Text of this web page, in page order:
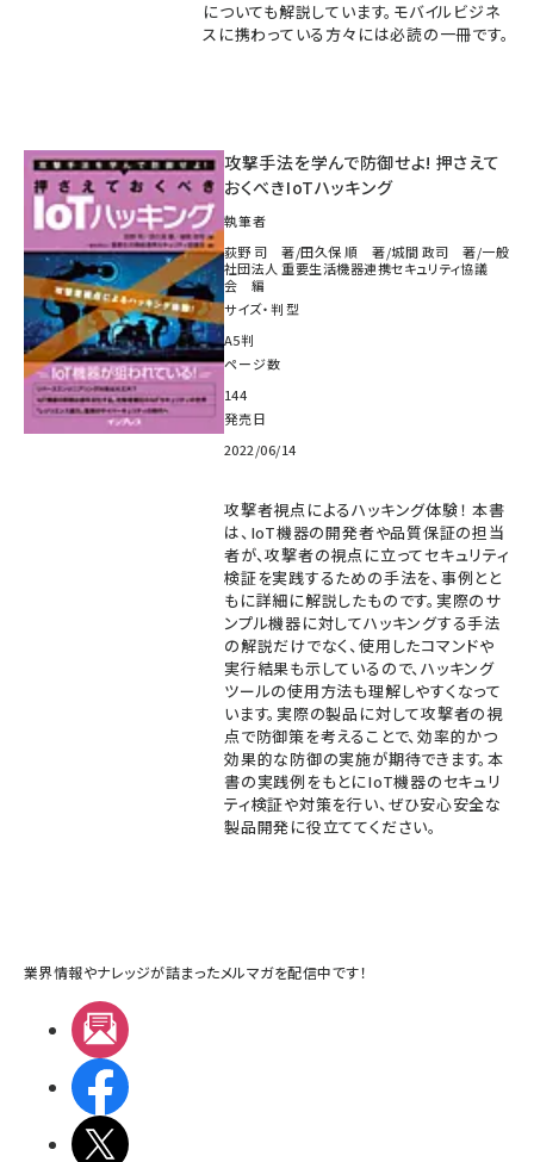
についても解説しています。モバイルビジネ
スに携わっている方々には必読の一冊です。
攻撃手法を学んで防御せよ! 押さえて
おくべきIoTハッキング
執筆者
荻野 司 著/田久保 順 著/城間 政司 著/一般
社団法人 重要生活機器連携セキュリティ協議
会 編
サイズ・判型
A5判
ページ数
144
発売日
2022/06/14
攻撃者視点によるハッキング体験！ 本書
は、IoT機器の開発者や品質保証の担当
者が、攻撃者の視点に立ってセキュリティ
検証を実践するための手法を、事例とと
もに詳細に解説したものです。実際のサ
ンプル機器に対してハッキングする手法
の解説だけでなく、使用したコマンドや
実行結果も示しているので、ハッキング
ツールの使用方法も理解しやすくなって
います。実際の製品に対して攻撃者の視
点で防御策を考えることで、効率的かつ
効果的な防御の実施が期待できます。本
書の実践例をもとにIoT機器のセキュリ
ティ検証や対策を行い、ぜひ安心安全な
製品開発に役立ててください。
業界情報やナレッジが詰まったメルマガを配信中です！